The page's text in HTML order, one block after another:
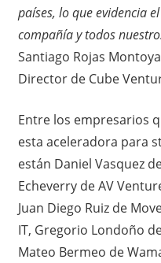
países, lo que evidencia
compañía y todos
Santiago Rojas
Director de Cube
Entre los empresarios
esta aceleradora para
están Daniel Vasquez
Echeverry de AV
Juan Diego Ruiz de
IT, Gregorio Londoño
Mateo Bermeo de